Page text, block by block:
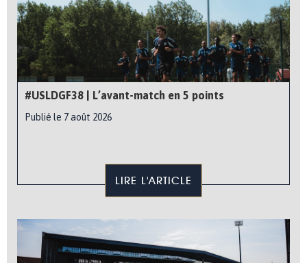
#USLDGF38 | L’avant-match en 5 points
Publié le 7 août 2026
LIRE L'ARTICLE